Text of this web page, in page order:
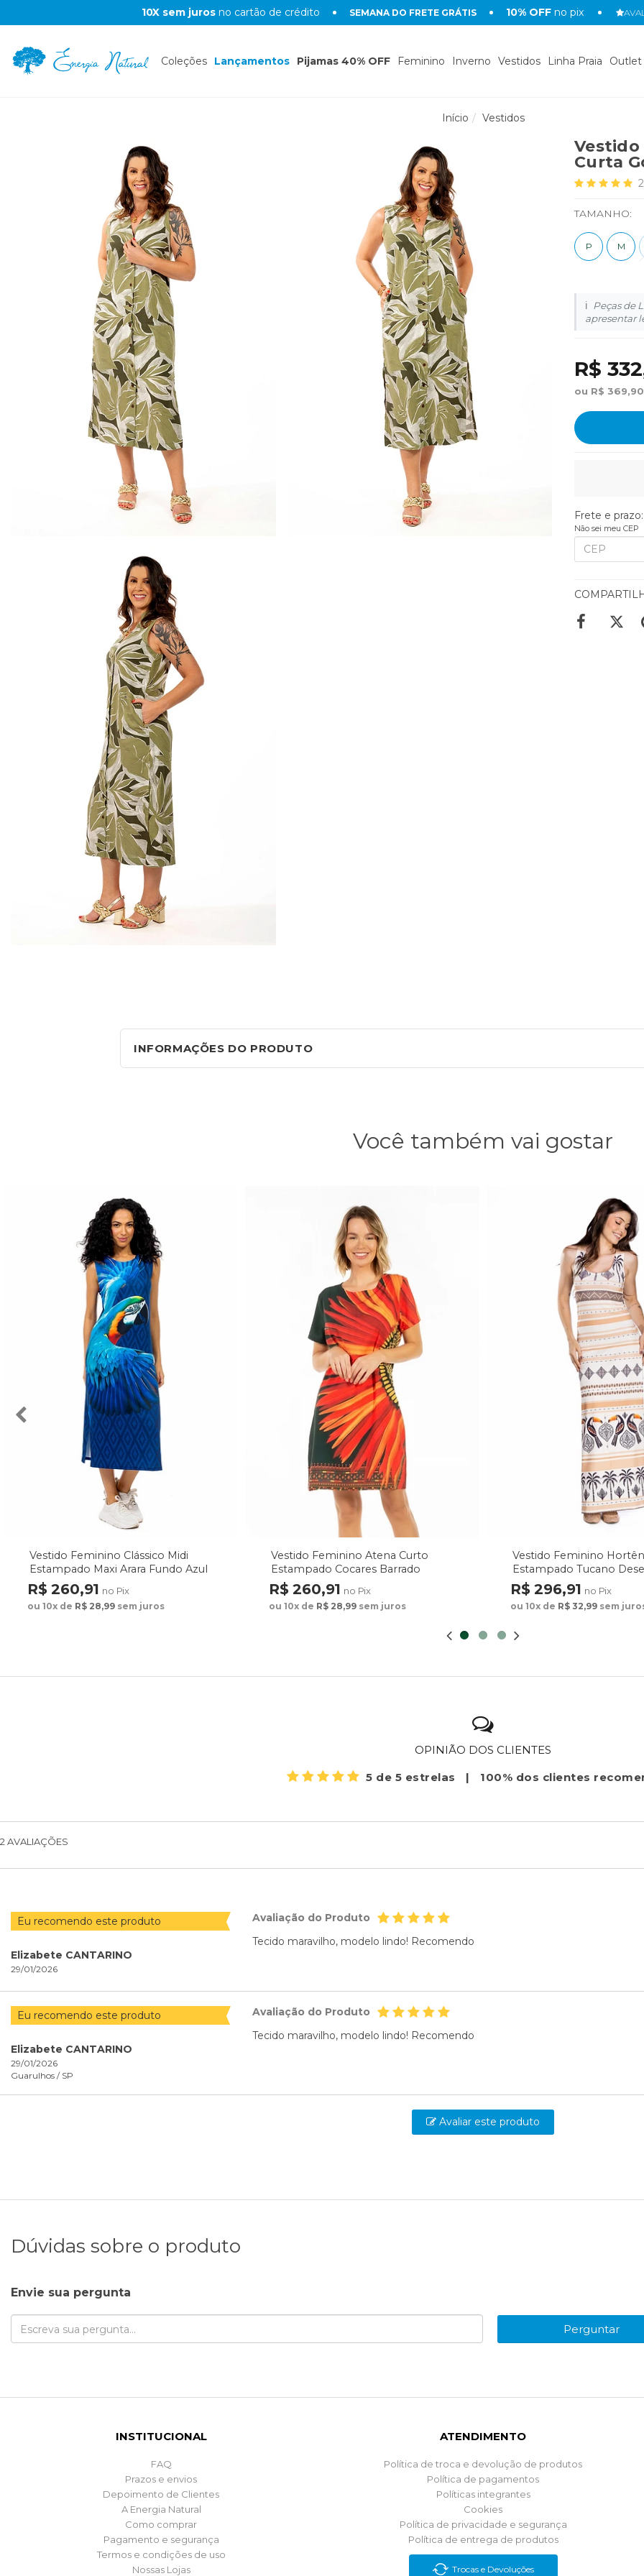
10X sem jurosno cartão de crédito SEMANA DO FRETE GRÁTIS 10% OFF no pix
Coleções Lançamentos Pijamas 40% OFF Feminino Inverno Vestidos Linha Praia Outlet
Início Vestidos
Vestido
Curta
2
TAMANHO:
P M
Peças de
apresentar
R$
ou R$
Frete e prazo:
Não sei meu CEP
INFORMAÇÕES DO PRODUTO
Você também vai gostar
Vestido Feminino Clássico Midi
Estampado Maxi Arara Fundo Azul
R$ 260,91 no Pix
ou 10x de R$ 28,99 sem juros
Vestido Feminino Atena Curto
Estampado Cocares Barrado
Fundo Verde
R$ 260,91 no Pix
ou 10x de R$ 28,99 sem juros
Vestido Feminino
Estampado Tucano
Étnicos
R$ 296,91 no Pix
ou 10x de R$ 32,99 sem
OPINIÃO DOS CLIENTES
5 de 5 estrelas
| 100% dos clientes
2 AVALIAÇÕES
Eu recomendo este produto
Elizabete CANTARINO
29/01/2026
Avaliação do Produto
Tecido maravilho, modelo lindo! Recomendo
Eu recomendo este produto
Elizabete CANTARINO
29/01/2026
Guarulhos / SP
Avaliação do Produto
Tecido maravilho, modelo lindo! Recomendo
Avaliar este produto
Dúvidas sobre o produto
Envie sua pergunta
Perguntar
INSTITUCIONAL
FAQ
Prazos e envios
Depoimento de Clientes
A Energia Natural
Como comprar
Pagamento e segurança
Termos e condições de uso
Nossas Lojas
ATENDIMENTO
Política de troca e devolução de produtos
Política de pagamentos
Políticas integrantes
Cookies
Política de privacidade e segurança
Política de entrega de produtos
Trocas e Devoluções